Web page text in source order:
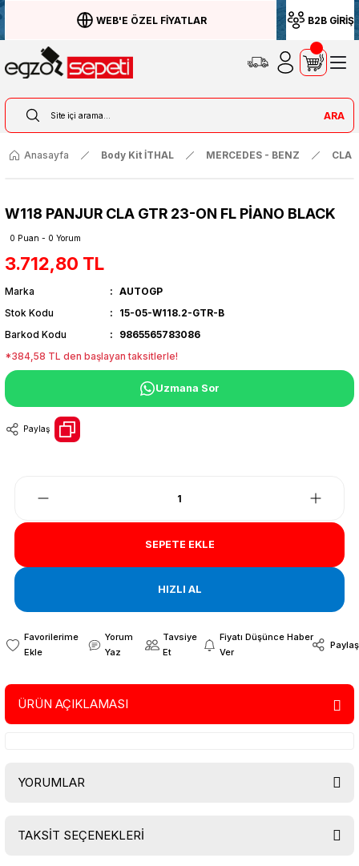
WEB'E ÖZEL FİYATLAR B2B GİRİŞ
ARA
Anasayfa Body Kit İTHAL MERCEDES - BENZ CLA
W118 PANJUR CLA GTR 23-ON FL PİANO BLACK
0 Puan - 0 Yorum
3.712,80 TL
Marka
AUTOGP
Stok Kodu
15-05-W118.2-GTR-B
Barkod Kodu
9865565783086
*384,58 TL den başlayan taksitlerle!
Uzmana Sor
Paylaş
SEPETE EKLE
HIZLI AL
Yorum
Yaz
Tavsiye
Et
Fiyatı Düşünce Haber
Ver
Paylaş
ÜRÜN AÇIKLAMASI
YORUMLAR
TAKSİT SEÇENEKLERİ